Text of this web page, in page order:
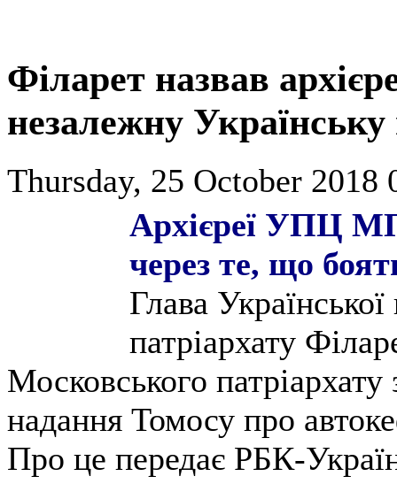
Філарет назвав
незалежну
Thursday, 25 October 2018
Архієреї УПЦ
через те, що
Глава
патріархату
Московського
надання Томосу про
Про це передає РБК-